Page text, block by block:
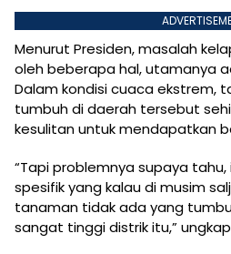
Menurut Presiden, masalah
oleh beberapa hal, utamanya
Dalam kondisi cuaca ekstrem,
tumbuh di daerah tersebut
kesulitan untuk mendapatkan
“Tapi problemnya supaya
spesifik yang kalau di musim
tanaman tidak ada yang
sangat tinggi distrik itu,”